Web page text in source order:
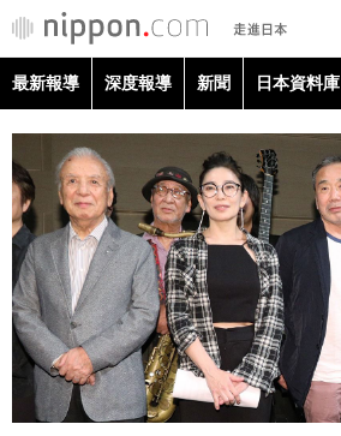
最新報導
深度報導
新聞
最新報導 深度報導 新聞 日本資料庫